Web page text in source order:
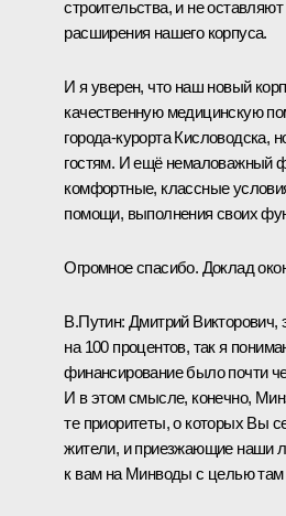
строительства, и не
расширения нашего корпуса.
И я уверен, что наш новый
качественную медицинскую
города-курорта Кисловодска,
гостям. И ещё немаловажный
комфортные, классные
помощи, выполнения своих
Огромное спасибо. Доклад
В.Путин: Дмитрий Викторович,
на 100 процентов, так я
финансирование было почти
И в этом смысле, конечно,
те приоритеты, о которых Вы
жители, и приезжающие наши
к вам на Минводы с целью там